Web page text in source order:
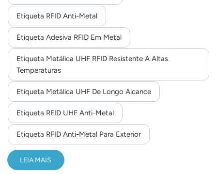
Etiqueta RFID Anti-Metal
Etiqueta Adesiva RFID Em Metal
Etiqueta Metálica UHF RFID Resistente A Altas
Temperaturas
Etiqueta Metálica UHF De Longo Alcance
Etiqueta RFID UHF Anti-Metal
Etiqueta RFID Anti-Metal Para Exterior
LEIA MAIS